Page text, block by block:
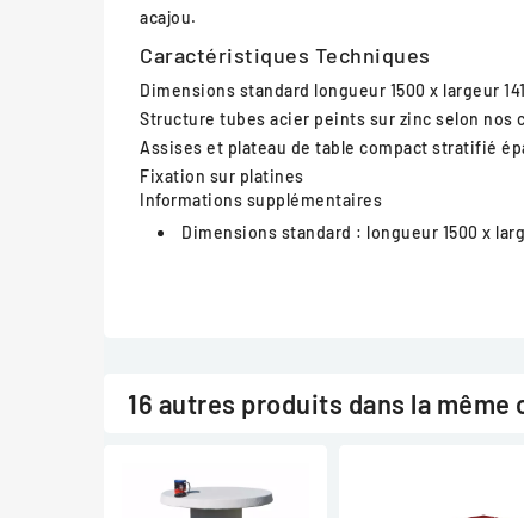
acajou.
Caractéristiques Techniques
Dimensions standard longueur 1500 x largeur
Structure tubes acier peints sur zinc selon nos
Assises et plateau de table compact stratifié
Fixation sur platines
Informations supplémentaires
Dimensions standard : longueur 1500 x
16 autres produits dans la même